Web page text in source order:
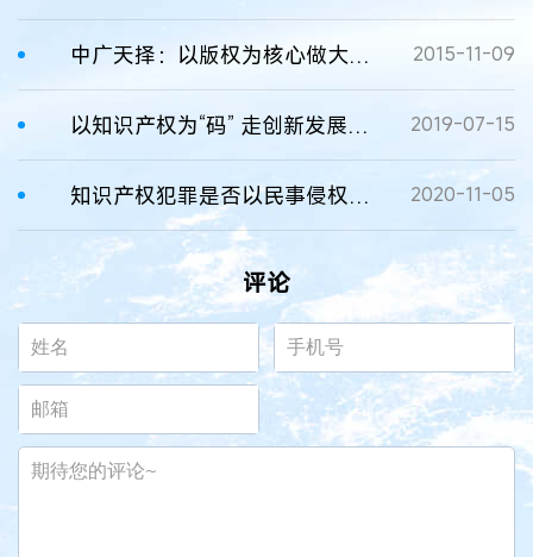
中广天择：以版权为核心做大市场 2015-11-09
以知识产权为“码” 走创新发展之道 2019-07-15
知识产权犯罪是否以民事侵权为前提？ 2020-11-05
评论